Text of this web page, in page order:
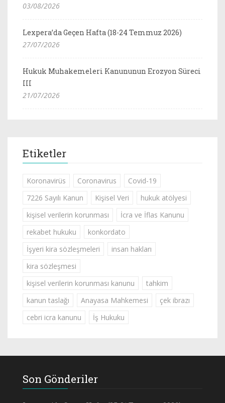
03/08/2026
Lexpera’da Geçen Hafta (18-24 Temmuz 2026)
27/07/2026
Hukuk Muhakemeleri Kanununun Erozyon Süreci
III
21/07/2026
Etiketler
Koronavirüs Coronavirus
Covid-19
7226 Sayılı Kanun
Kişisel Veri
hukuk atölyesi
kişisel verilerin korunması
İcra ve İflas Kanunu
rekabet hukuku
konkordato
İşyeri kira sözleşmeleri
insan hakları
kira sözleşmesi
kişisel verilerin korunması kanunu
tahkim
kanun taslağı
Anayasa Mahkemesi
çek ibrazı
cebri icra kanunu
İş Hukuku
Son Gönderiler